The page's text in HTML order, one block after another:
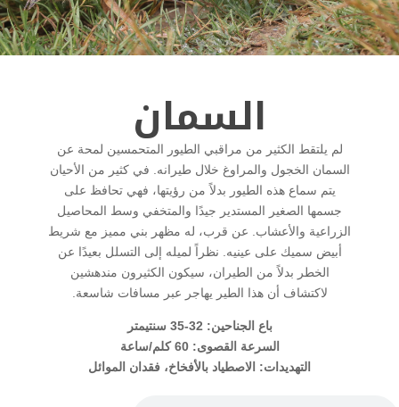
السمان
لم يلتقط الكثير من مراقبي الطيور المتحمسين لمحة عن
السمان الخجول والمراوغ خلال طيرانه. في كثير من الأحيان
يتم سماع هذه الطيور بدلاً من رؤيتها، فهي تحافظ على
جسمها الصغير المستدير جيدًا والمتخفي وسط المحاصيل
الزراعية والأعشاب. عن قرب، له مظهر بني مميز مع شريط
أبيض سميك على عينيه. نظراً لميله إلى التسلل بعيدًا عن
الخطر بدلاً من الطيران، سيكون الكثيرون مندهشين
لاكتشاف أن هذا الطير يهاجر عبر مسافات شاسعة.
باع الجناحين: 32-35 سنتيمتر
السرعة القصوى: 60 كلم/ساعة
التهديدات: الاصطياد بالأفخاخ، فقدان الموائل